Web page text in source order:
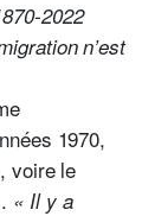
2022
n’est
1970,
voire le
« Il y a